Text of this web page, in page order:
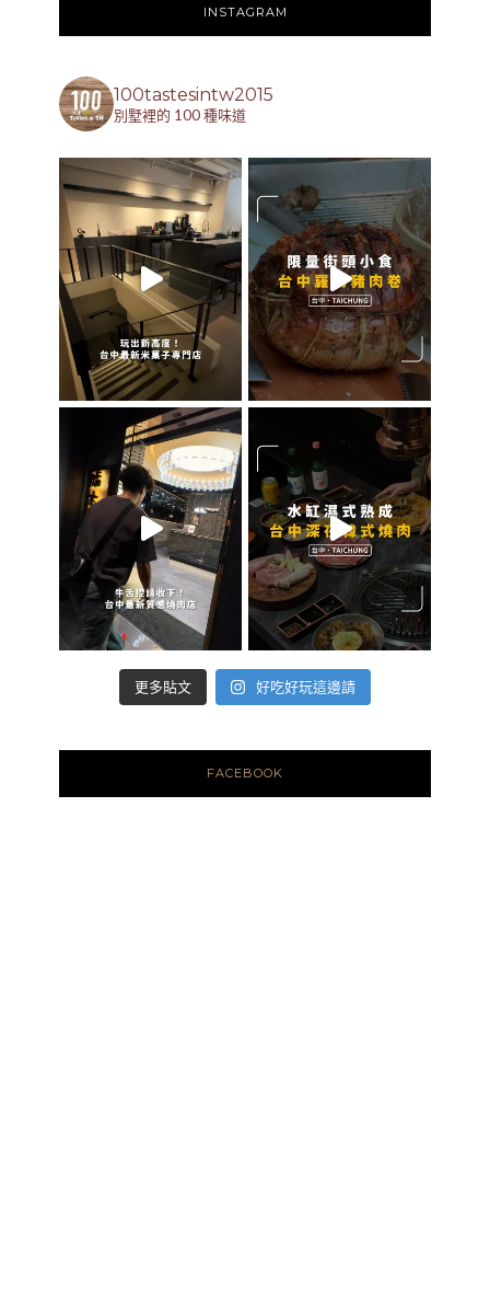
INSTAGRAM
100tastesintw2015
別墅裡的 100 種味道
更多貼文 好吃好玩這邊請
FACEBOOK